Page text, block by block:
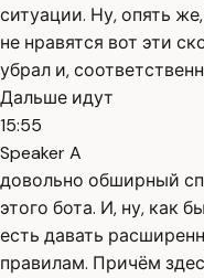
ситуации. Ну, опять
не нравятся вот эти
убрал и,
Дальше идут
15:55
Speaker A
довольно обширный
этого бота. И, ну, как
есть давать
правилам. Причём